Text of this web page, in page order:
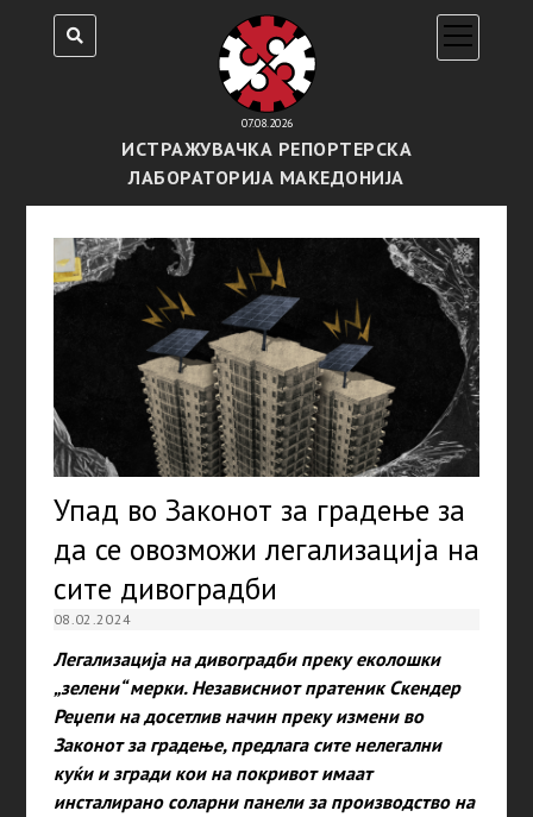
07.08.2026
ИСТРАЖУВАЧКА РЕПОРТЕРСКА
ЛАБОРАТОРИЈА МАКЕДОНИЈА
open
menu
Упад во Законот за градење за
да се овозможи легализација на
сите дивоградби
08.02.2024
Легализација на дивоградби преку еколошки
„зелени“ мерки. Независниот пратеник Скендер
Реџепи на досетлив начин преку измени во
Законот за градење, предлага сите нелегални
куќи и згради кои на покривот имаат
инсталирано соларни панели за производство на